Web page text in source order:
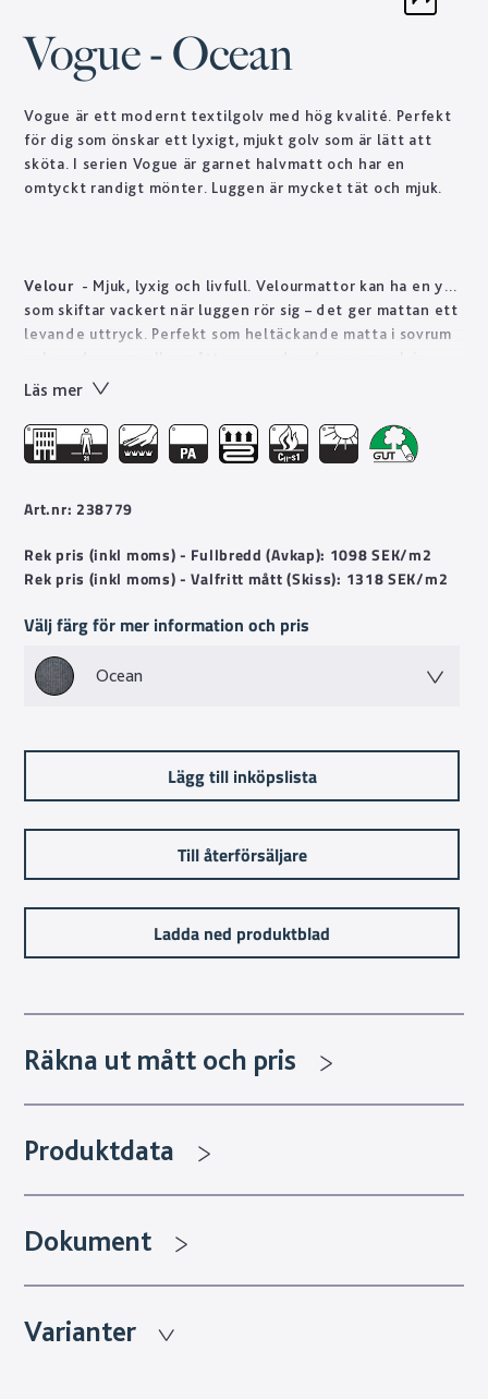
Vogue - Ocean
Vogue är ett modernt textilgolv med hög kvalité. Perfekt
för dig som önskar ett lyxigt, mjukt golv som är lätt att
sköta. I serien Vogue är garnet halvmatt och har en
omtyckt randigt mönter. Luggen är mycket tät och mjuk.
Velour - Mjuk, lyxig och livfull. Velourmattor kan ha en yta
som skiftar vackert när luggen rör sig – det ger mattan ett
levande uttryck. Perfekt som heltäckande matta i sovrum
soffan. Golvabia har ett stort utbud av velourmattor i olika
hållbar i även offentliga miljöer som hotellrum, butik och
restaurang.
Läs mer
Art.nr: 238779
Rek pris (inkl moms) - Fullbredd (Avkap): 1098 SEK/m2
Rek pris (inkl moms) - Valfritt mått (Skiss): 1318 SEK/m2
Välj färg för mer information och pris
Ocean
Lägg till inköpslista
Till återförsäljare
Ladda ned produktblad
Räkna ut mått och pris
Produktdata
Dokument
Varianter